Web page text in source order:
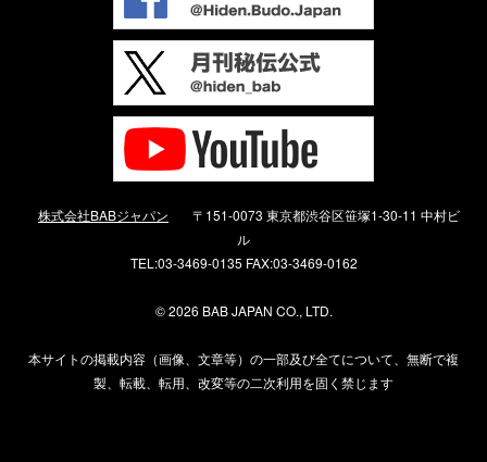
株式会社BABジャパン
〒151-0073 東京都渋谷区笹塚1-30-11 中村ビ
ル
TEL:03-3469-0135 FAX:03-3469-0162
©2026 BAB JAPAN CO., LTD.
本サイトの掲載内容（画像、文章等）の一部及び全てについて、無断で複
製、転載、転用、改変等の二次利用を固く禁じます